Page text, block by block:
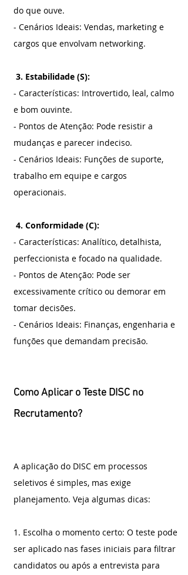
do que ouve.
- Cenários Ideais: Vendas, marketing e
cargos que envolvam networking.
3. Estabilidade (S):
- Características: Introvertido, leal, calmo
e bom ouvinte.
- Pontos de Atenção: Pode resistir a
mudanças e parecer indeciso.
- Cenários Ideais: Funções de suporte,
trabalho em equipe e cargos
operacionais.
4. Conformidade (C):
- Características: Analítico, detalhista,
perfeccionista e focado na qualidade.
- Pontos de Atenção: Pode ser
excessivamente crítico ou demorar em
tomar decisões.
- Cenários Ideais: Finanças, engenharia e
funções que demandam precisão.
Como Aplicar o Teste DISC no
Recrutamento?
A aplicação do DISC em processos
seletivos é simples, mas exige
planejamento. Veja algumas dicas:
1. Escolha o momento certo: O teste pode
ser aplicado nas fases iniciais para filtrar
candidatos ou após a entrevista para